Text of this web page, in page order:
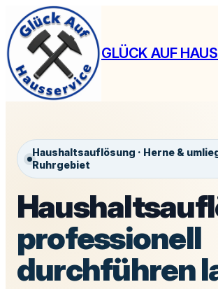
Zum
Inhalt
springen
GLÜCK AUF
Haushaltsauflösung · Herne &
Ruhrgebiet
professionell
durchführen